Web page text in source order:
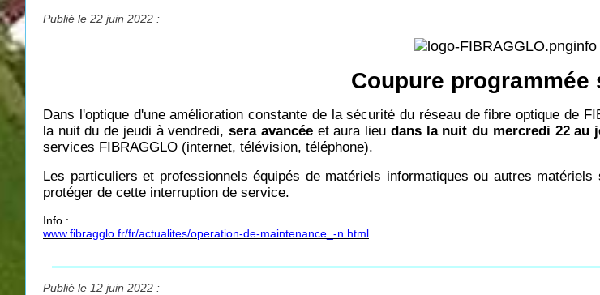
Publié le 22 juin 2022 :
Coupure programmée
Dans l'optique d'une amélioration constante de la sécurité du réseau de fibre optique de
la nuit du de jeudi à vendredi,sera avancéeet aura lieu dans la nuit du mercredi 22 au
services FIBRAGGLO (internet, télévision, téléphone).
Les particuliers et professionnels équipés de matériels informatiques ou autres
protéger de cette interruption de service.
Info :
www.fibragglo.fr/fr/actualites/operation-de-maintenance_-n.html
Publié le 12 juin 2022 :